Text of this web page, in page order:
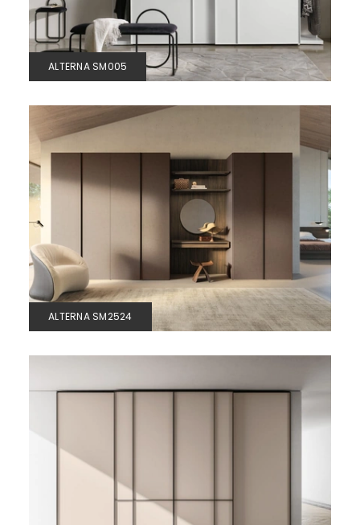
ALTERNA SM005
ALTERNA SM2524